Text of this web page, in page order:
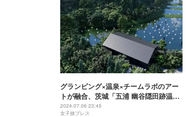
グランピング×温泉×チームラボのアー
トが融合、茨城「五浦 幽谷隠田跡温
泉」2024年秋開業
2024.07.06 23:45
女子旅プレス